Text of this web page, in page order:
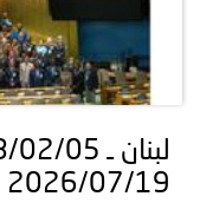
اجتماعات
و
إنجازات
برامج
توعوية
الخدمات
الإلكترونية
صور
وفيديو
مجلة